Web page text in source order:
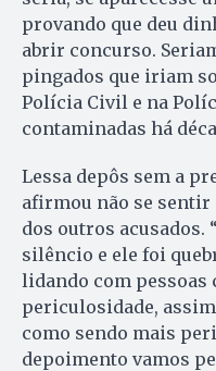
provando que deu
abrir concurso.
pingados que iriam
Polícia Civil e na
contaminadas há
Lessa depôs sem a
afirmou não se sentir
dos outros acusados.
silêncio e ele foi
lidando com pessoas
periculosidade,
como sendo mais
depoimento vamos